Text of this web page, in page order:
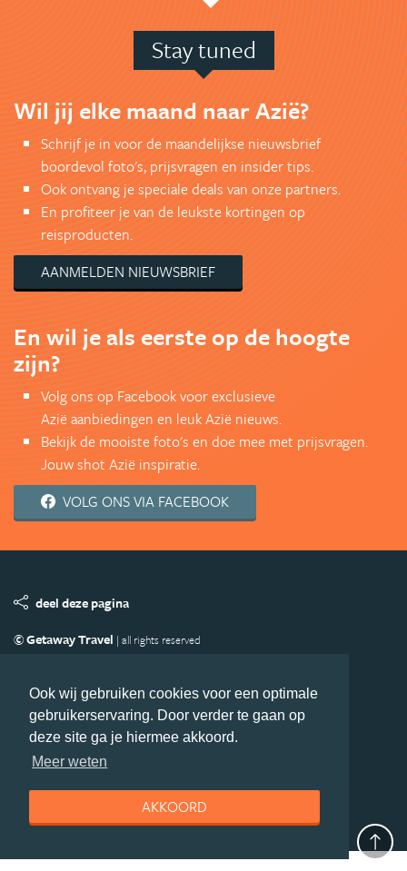
Ook wij gebruiken cookies voor een optimale
gebruikerservaring. Door verder te gaan op
deze site ga je hiermee akkoord.
Meer weten
AKKOORD
Stay tuned
Wil jij elke maand naar Azië?
Schrijf je in voor de maandelijkse nieuwsbrief
boordevol foto's, prijsvragen en insider tips.
Ook ontvang je speciale deals van onze partners.
En profiteer je van de leukste kortingen op
reisproducten.
AANMELDEN NIEUWSBRIEF
En wil je als eerste op de hoogte
zijn?
Volg ons op Facebook voor exclusieve
Azië aanbiedingen en leuk Azië nieuws.
Bekijk de mooiste foto's en doe mee met prijsvragen.
Jouw shot Azië inspiratie.
VOLG ONS VIA FACEBOOK
deel deze pagina
© Getaway Travel | all rights reserved
Copyright
Privacy statement Disclaimer
Cookies
Volg Azie.nl
Nieuwsbrief
Facebook